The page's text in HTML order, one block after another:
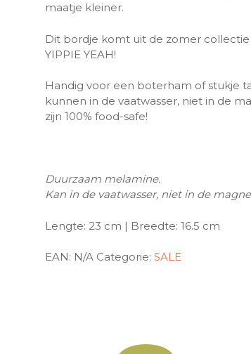
maatje kleiner.
Dit bordje komt uit de zomer collectie
YIPPIE YEAH!
Handig voor een boterham of stukje
kunnen in de vaatwasser, niet in de
zijn 100% food-safe!
Duurzaam melamine.
Kan in de vaatwasser, niet in de
Lengte: 23 cm | Breedte: 16.5 cm
EAN: N/A Categorie: SALE